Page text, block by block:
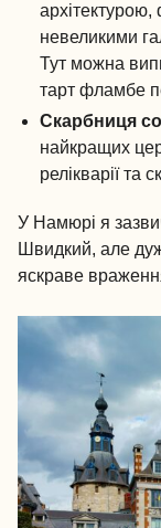
невеликими
Тут можна
тарт фламбе
Скарбниця
найкращих
релікварії та
У Намюрі я
Швидкий, але
яскраве